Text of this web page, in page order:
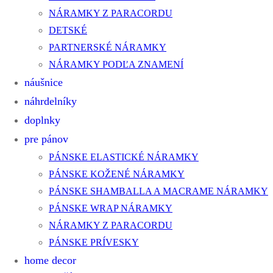
NÁRAMKY Z PARACORDU
DETSKÉ
PARTNERSKÉ NÁRAMKY
NÁRAMKY PODĽA ZNAMENÍ
náušnice
náhrdelníky
doplnky
pre pánov
PÁNSKE ELASTICKÉ NÁRAMKY
PÁNSKE KOŽENÉ NÁRAMKY
PÁNSKE SHAMBALLA A MACRAME NÁRAMKY
PÁNSKE WRAP NÁRAMKY
NÁRAMKY Z PARACORDU
PÁNSKE PRÍVESKY
home decor